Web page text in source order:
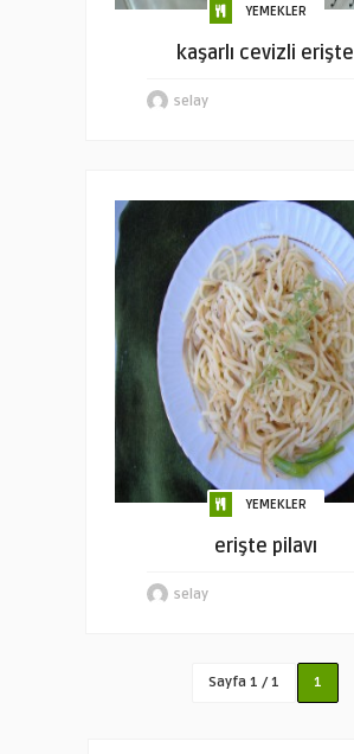
YEMEKLER
kaşarlı cevizli erişte
selay
YEMEKLER
erişte pilavı
selay
Sayfa 1 / 1 1